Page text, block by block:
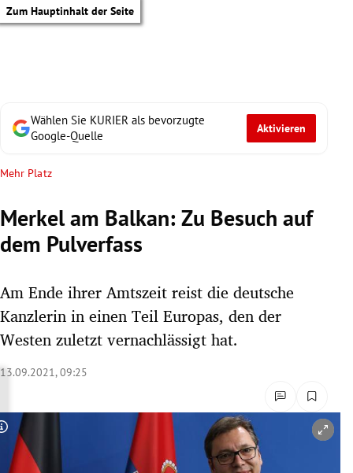
Zum Hauptinhalt der Seite
Untermenü
Untermenü
Untermenü
Wählen Sie KURIER als bevorzugte
Google-Quelle
Aktivieren
Mehr Platz
Merkel am Balkan: Zu Besuch auf
dem Pulverfass
Am Ende ihrer Amtszeit reist die deutsche
Kanzlerin in einen Teil Europas, den der
Westen zuletzt vernachlässigt hat.
13.09.2021, 09:25
Copyright-Hinweis öffnen/schließen